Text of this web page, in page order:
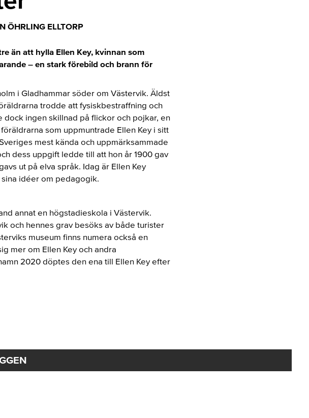
ÖHRLING ELLTORP
än att hylla Ellen Key, kvinnan som
– en stark förebild och brann för
i Gladhammar söder om Västervik. Äldst
trodde att fysiskbestraffning och
ingen skillnad på flickor och pojkar, en
som uppmuntrade Ellen Key i sitt
mest kända och uppmärksammade
dess uppgift ledde till att hon år 1900 gav
ut på elva språk. Idag är Ellen Key
idéer om pedagogik.
annat en högstadieskola i Västervik.
och hennes grav besöks av både turister
museum finns numera också en
mer om Ellen Key och andra
2020 döptes den ena till Ellen Key efter